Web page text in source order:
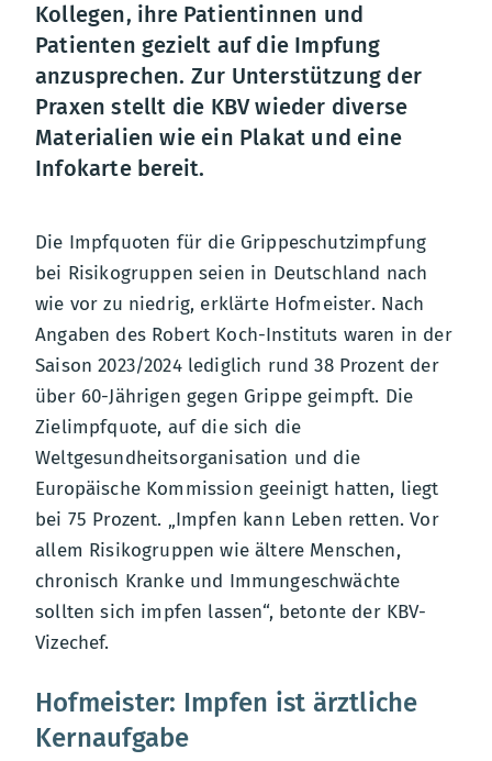
Kollegen, ihre Patientinnen und
Patienten gezielt auf die Impfung
anzusprechen. Zur Unterstützung der
Praxen stellt die KBV wieder diverse
Materialien wie ein Plakat und eine
Infokarte bereit.
Die Impfquoten für die Grippeschutzimpfung
bei Risikogruppen seien in Deutschland nach
wie vor zu niedrig, erklärte Hofmeister. Nach
Angaben des Robert Koch-Instituts waren in der
Saison 2023/2024 lediglich rund 38 Prozent der
über 60-Jährigen gegen Grippe geimpft. Die
Zielimpfquote, auf die sich die
Weltgesundheitsorganisation und die
Europäische Kommission geeinigt hatten, liegt
bei 75 Prozent. „Impfen kann Leben retten. Vor
allem Risikogruppen wie ältere Menschen,
chronisch Kranke und Immungeschwächte
sollten sich impfen lassen“, betonte der KBV-
Vizechef.
Hofmeister: Impfen ist ärztliche
Kernaufgabe